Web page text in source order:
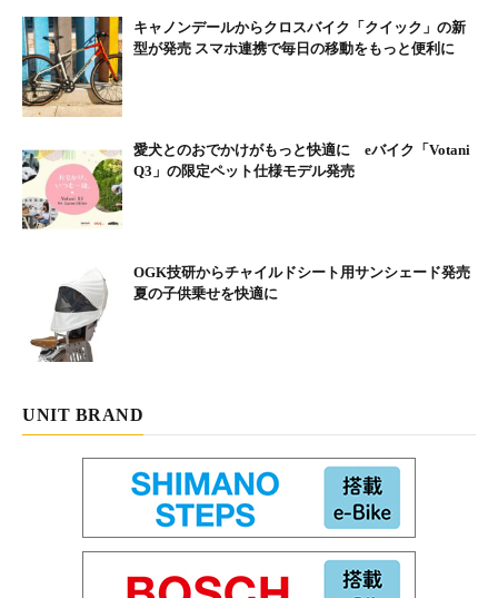
キャノンデールからクロスバイク「クイック」の新
型が発売 スマホ連携で毎日の移動をもっと便利に
愛犬とのおでかけがもっと快適に eバイク「Votani
Q3」の限定ペット仕様モデル発売
OGK技研からチャイルドシート用サンシェード発売
夏の子供乗せを快適に
UNIT BRAND